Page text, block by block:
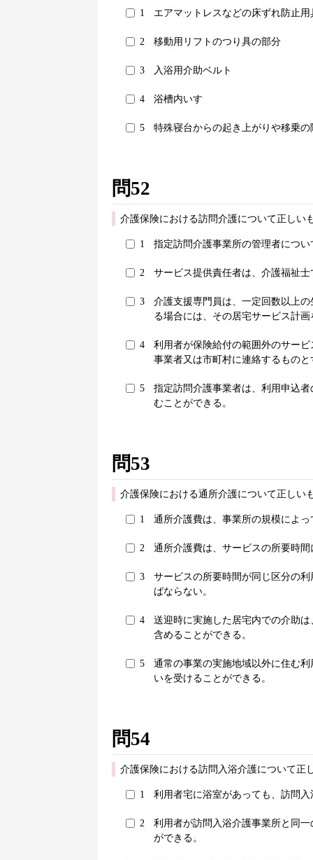
1 エアマットレスなどの床ずれ防止用
2 移動用リフトのつり具の部分
3 入浴用介助ベルト
4 浴槽内いす
5 特殊寝台からの起き上がりや移乗
問52
介護保険における訪問介護について正しい
1 指定訪問介護事業所の管理者につ
2 サービス提供責任者は、介護福祉
3
介護支援専門員は、一定回数以上
る場合には、その居宅サービス計
4
利用者が保険給付の範囲外のサー
事業者又は市町村に連絡するものと
5
指定訪問介護事業者は、利用申込
むことができる。
問53
介護保険における通所介護について正しい
1 通所介護費は、事業所の規模によ
2 通所介護費は、サービスの所要時
3
サービスの所要時間が同じ区分の
ばならない。
4
送迎時に実施した居宅内での介助
含めることができる。
5
通常の事業の実施地域以外に住む
いを受けることができる。
問54
介護保険における訪問入浴介護について正
1 利用者宅に浴室があっても、訪問
2
利用者が訪問入浴介護事業所と同
ができる。